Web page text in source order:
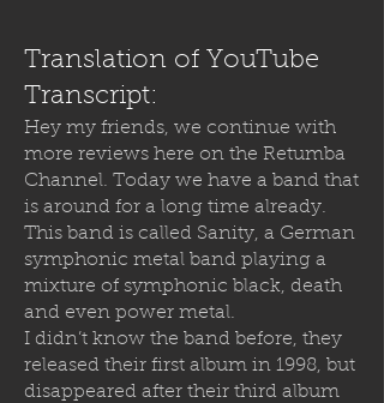
Translation of YouTube
Transcript:
Hey my friends, we continue with
more reviews here on the Retumba
Channel. Today we have a band that
is around for a long time already.
This band is called Sanity, a German
symphonic metal band playing a
mixture of symphonic black, death
and even power metal.
I didn’t know the band before, they
released their first album in 1998, but
disappeared after their third album